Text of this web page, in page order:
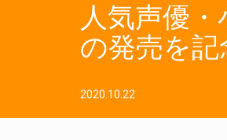
人気声優
の発売を
2020.10.22